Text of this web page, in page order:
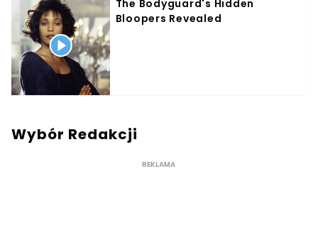
Wybór Redakcji